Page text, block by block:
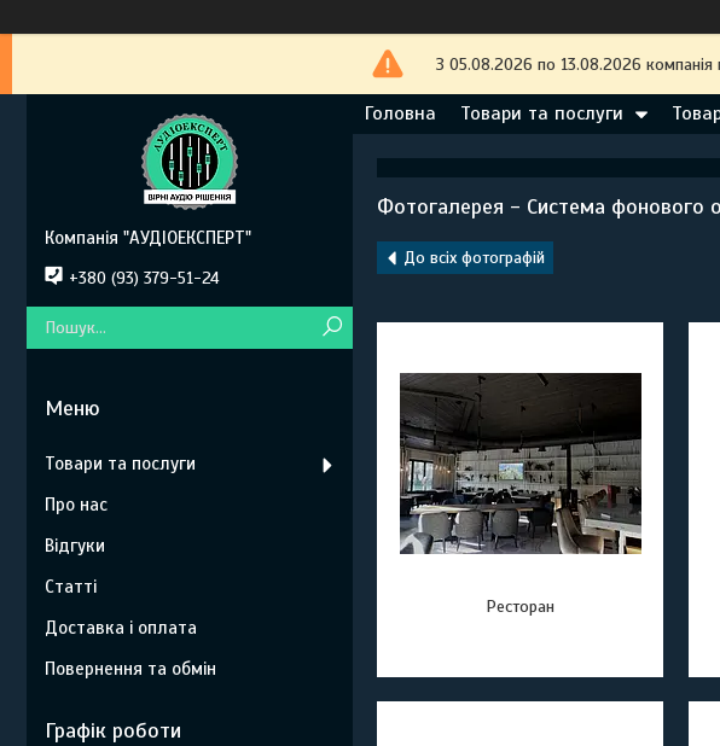
З 05.08.2026 по 13.08.2026 компанія
Головна Товари та послуги
Фотогалерея - Система фонового
До всіх фотографій
Ресторан
Компанія "АУДІОЕКСПЕРТ"
+380 (93) 379-51-24
Товари та послуги
Про нас
Відгуки
Статті
Доставка і оплата
Повернення та обмін
Графік роботи